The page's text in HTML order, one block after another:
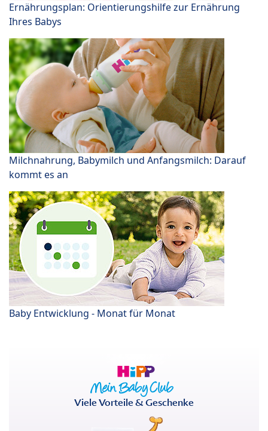
Ernährungsplan: Orientierungshilfe zur Ernährung
Ihres Babys
Milchnahrung, Babymilch und Anfangsmilch: Darauf
kommt es an
Baby Entwicklung - Monat für Monat
Viele Vorteile & Geschenke